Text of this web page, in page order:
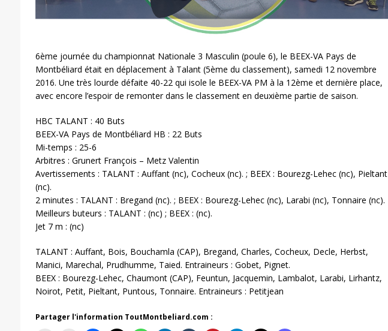
6ème journée du championnat Nationale 3 Masculin (poule 6), le BEEX-VA Pays de
Montbéliard était en déplacement à Talant (5ème du classement), samedi 12 novembre
2016. Une très lourde défaite 40-22 qui isole le BEEX-VA PM à la 12ème et dernière place,
avec encore l’espoir de remonter dans le classement en deuxième partie de saison.
HBC TALANT : 40 Buts
BEEX-VA Pays de Montbéliard HB : 22 Buts
Mi-temps : 25-6
Arbitres : Grunert François – Metz Valentin
Avertissements : TALANT : Auffant (nc), Cocheux (nc). ; BEEX : Bourezg-Lehec (nc), Pieltant
(nc).
2 minutes : TALANT : Bregand (nc). ; BEEX : Bourezg-Lehec (nc), Larabi (nc), Tonnaire (nc).
Meilleurs buteurs : TALANT : (nc) ; BEEX : (nc).
Jet 7 m : (nc)
TALANT : Auffant, Bois, Bouchamla (CAP), Bregand, Charles, Cocheux, Decle, Herbst,
Manici, Marechal, Prudhumme, Taied. Entraineurs : Gobet, Pignet.
BEEX : Bourezg-Lehec, Chaumont (CAP), Feuntun, Jacquemin, Lambalot, Larabi, Lirhantz,
Noirot, Petit, Pieltant, Puntous, Tonnaire. Entraineurs : Petitjean
Partager l'information ToutMontbeliard.com :